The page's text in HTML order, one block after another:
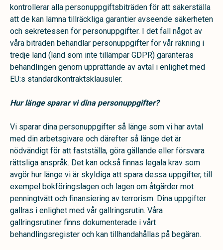
kontrollerar alla personuppgiftsbiträden för att säkerställa
att de kan lämna tillräckliga garantier avseende säkerheten
och sekretessen för personuppgifter. I det fall något av
våra biträden behandlar personuppgifter för vår räkning i
tredje land (land som inte tillämpar GDPR) garanteras
behandlingen genom upprättande av avtal i enlighet med
EU:s standardkontraktsklausuler.
Hur länge sparar vi dina personuppgifter?
Vi sparar dina personuppgifter så länge som vi har avtal
med din arbetsgivare och därefter så länge det är
nödvändigt för att fastställa, göra gällande eller försvara
rättsliga anspråk. Det kan också finnas legala krav som
avgör hur länge vi är skyldiga att spara dessa uppgifter, till
exempel bokföringslagen och lagen om åtgärder mot
penningtvätt och finansiering av terrorism. Dina uppgifter
gallras i enlighet med vår gallringsrutin. Våra
gallringsrutiner finns dokumenterade i vårt
behandlingsregister och kan tillhandahållas på begäran.